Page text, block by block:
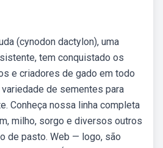
(cynodon dactylon), uma
tem conquistado os
e criadores de gado em todo
de sementes para
Conheça nossa linha completa
milho, sorgo e diversos outros
de pasto. Web — logo, são